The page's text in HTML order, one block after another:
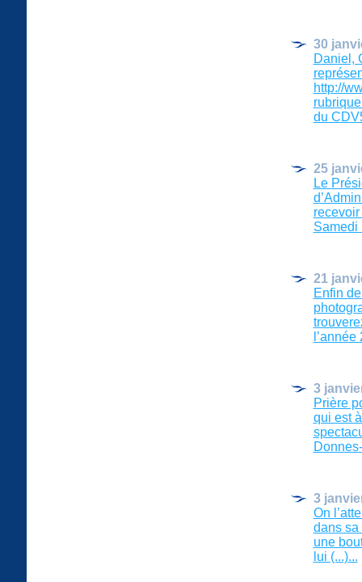
30
Daniel,
http://
du
25
Le
Samedi
21
Enfin
3
Prière
qui est
3
On
dans sa
une
lui (...)...